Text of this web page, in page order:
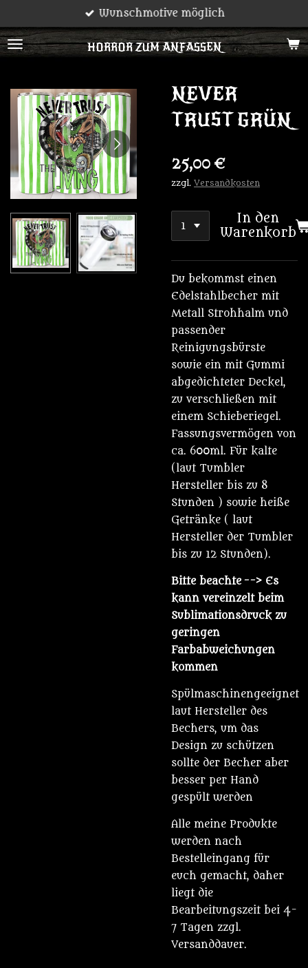
Hauptinhalt
springen
HORROR ZUM ANFASSEN
Wunschmotive möglich
NEVER
TRUST GRÜN
25,00 €
zzgl. Versandkosten
In den
Warenkorb
Du bekommst einen
Edelstahlbecher mit
Metall Strohhalm und
passender
Reinigungsbürste
sowie ein mit Gummi
abgedichteter Deckel,
zu verschließen mit
einem Schieberiegel.
Fassungsvermögen von
ca. 600ml. Für kalte
(laut Tumbler
Hersteller bis zu 8
Stunden ) sowie heiße
Getränke ( laut
Hersteller der Tumbler
bis zu 12 Stunden).
Bitte beachte --> Es
kann vereinzelt beim
Sublimationsdruck zu
geringen
Farbabweichungen
kommen
Spülmaschinengeeignet
laut Hersteller des
Bechers, um das
Design zu schützen
sollte der Becher aber
besser per Hand
gespült werden
Alle meine Produkte
werden nach
Bestelleingang für
euch gemacht, daher
liegt die
Bearbeitungszeit bei 4-
7 Tagen zzgl.
Versanddauer.